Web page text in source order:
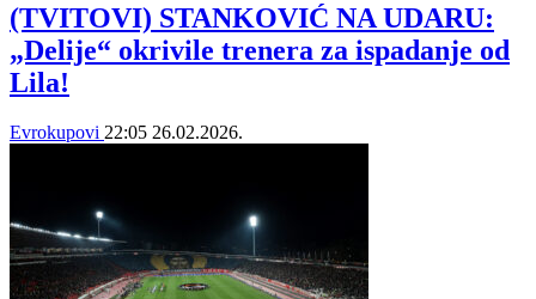
(TVITOVI) STANKOVIĆ NA UDARU:
„Delije“ okrivile trenera za ispadanje od
Lila!
Evrokupovi 22:05 26.02.2026.